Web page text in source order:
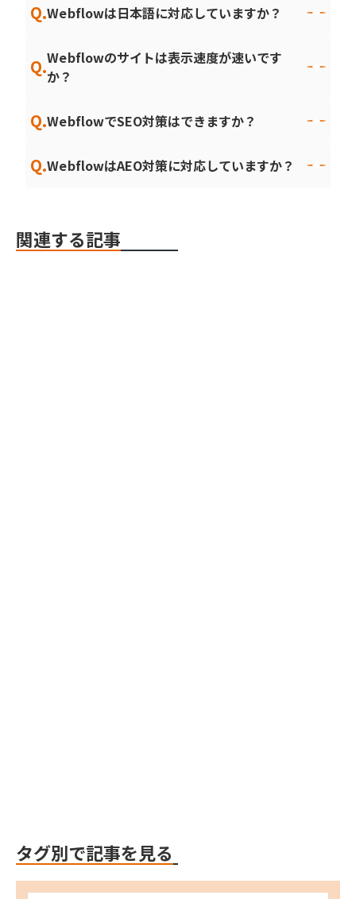
Q.Webflowは日本語に対応していますか？
Q.Webflowのサイトは表示速度が速いです
か？
Q.WebflowでSEO対策はできますか？
Q.WebflowはAEO対策に対応していますか？
関連する記事
タグ別で記事を見る